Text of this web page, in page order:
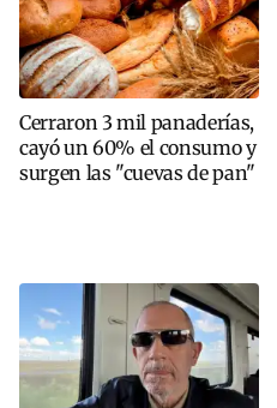
Cerraron 3 mil panaderías,
cayó un 60% el consumo y
surgen las "cuevas de pan"